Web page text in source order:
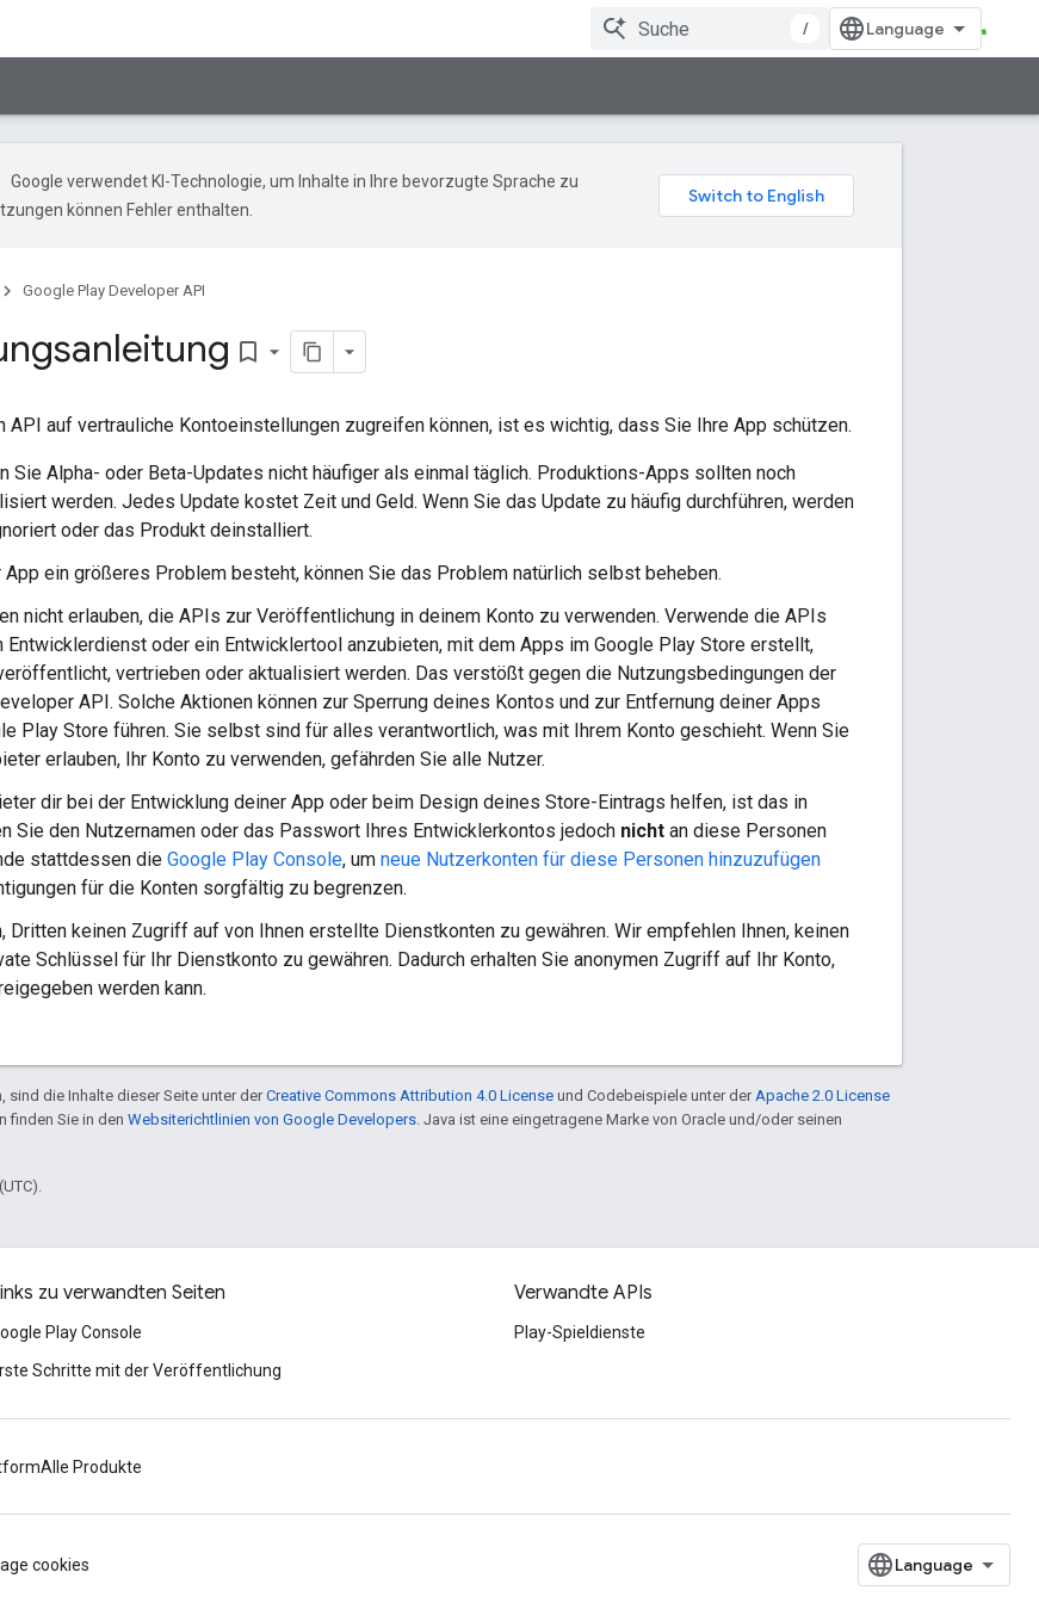
/
Google verwendet KI-Technologie, um Inhalte in Ihre bevorzugte Sprache zu
können Fehler enthalten.
Google Play Developer API
bookmark_border
API auf vertrauliche Kontoeinstellungen zugreifen können, ist es wichtig, dass Sie Ihre App schützen.
Sie Alpha- oder Beta-Updates nicht häufiger als einmal täglich. Produktions-Apps sollten noch
werden. Jedes Update kostet Zeit und Geld. Wenn Sie das Update zu häufig durchführen, werden
oder das Produkt deinstalliert.
App ein größeres Problem besteht, können Sie das Problem natürlich selbst beheben.
nicht erlauben, die APIs zur Veröffentlichung in deinem Konto zu verwenden. Verwende die APIs
Entwicklerdienst oder ein Entwicklertool anzubieten, mit dem Apps im Google Play Store erstellt,
vertrieben oder aktualisiert werden. Das verstößt gegen die Nutzungsbedingungen der
API. Solche Aktionen können zur Sperrung deines Kontos und zur Entfernung deiner Apps
Play Store führen. Sie selbst sind für alles verantwortlich, was mit Ihrem Konto geschieht. Wenn Sie
erlauben, Ihr Konto zu verwenden, gefährden Sie alle Nutzer.
dir bei der Entwicklung deiner App oder beim Design deines Store-Eintrags helfen, ist das in
Sie den Nutzernamen oder das Passwort Ihres Entwicklerkontos jedoch nicht an diese Personen
stattdessen die Google Play Console, um neue Nutzerkonten für diese Personen hinzuzufügen
für die Konten sorgfältig zu begrenzen.
Dritten keinen Zugriff auf von Ihnen erstellte Dienstkonten zu gewähren. Wir empfehlen Ihnen, keinen
Schlüssel für Ihr Dienstkonto zu gewähren. Dadurch erhalten Sie anonymen Zugriff auf Ihr Konto,
werden kann.
sind die Inhalte dieser Seite unter derCreative Commons Attribution 4.0 License und Codebeispiele unter der Apache 2.0 License
finden Sie in den Websiterichtlinien von Google Developers . Java ist eine eingetragene Marke von Oracle und/oder seinen
zu verwandten Seiten
Play Console
Schritte mit der Veröffentlichung
Verwandte APIs
Play-Spieldienste
Alle Produkte
cookies